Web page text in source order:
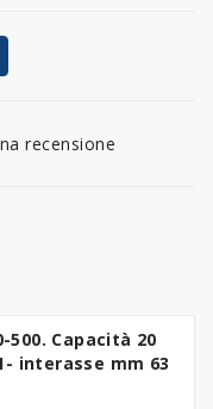
recensione
500. Capacità 20
- interasse mm 63